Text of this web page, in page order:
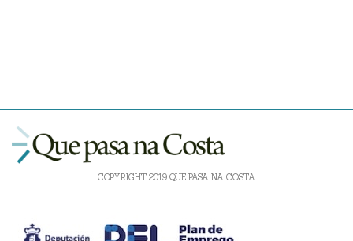
COPYRIGHT 2019 QUE PASA NA COSTA